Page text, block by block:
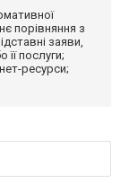
порівняння з
заяви,
її послуги;
ресурси;